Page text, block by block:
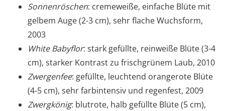
Sonnenröschen: cremeweiße, einfache Blüte mit
gelbem Auge (2-3 cm), sehr flache Wuchsform,
2003
White Babyflor: stark gefüllte, reinweiße Blüte (3-4
cm), starker Kontrast zu frischgrünem Laub, 2010
Zwergenfee: gefüllte, leuchtend orangerote Blüte
(4-5 cm), sehr farbintensiv und regenfest, 2009
Zwergkönig: blutrote, halb gefüllte Blüte (5 cm),